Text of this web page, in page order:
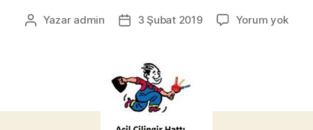
Yazının
Yazar admin
Yazı3 Şubat 2019 Yorum yok